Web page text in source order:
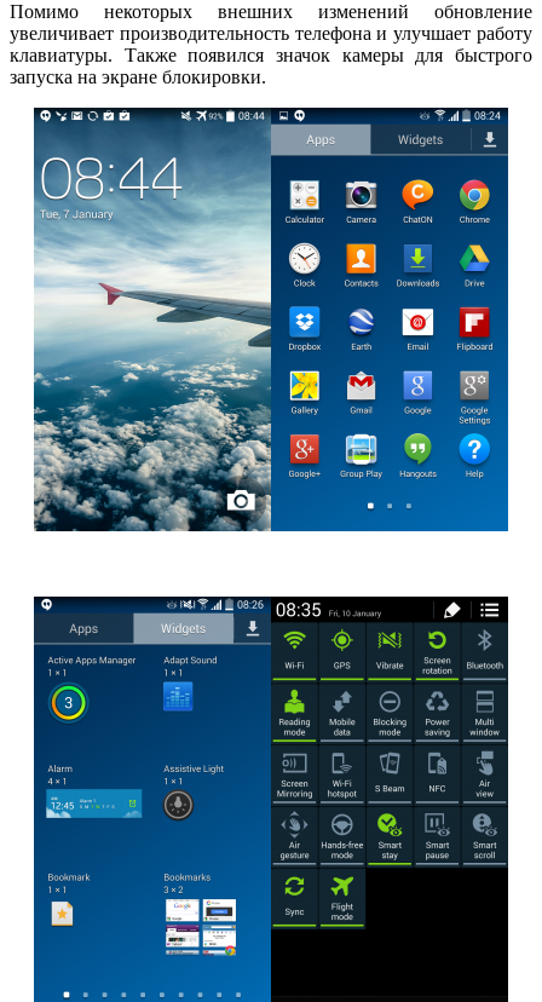
Помимо некоторых внешних изменений обновление
увеличивает производительность телефона и улучшает работу
клавиатуры. Также появился значок камеры для быстрого
запуска на экране блокировки.